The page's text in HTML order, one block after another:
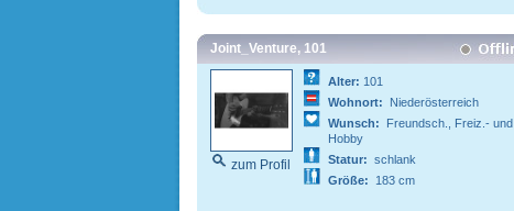
Joint_Venture, 101
zum Profil
Alter: 101
Wohnort:
Niederösterreich
Wunsch:
Freundsch., Freiz.- und
Hobby
Statur: schlank
Größe:
183 cm